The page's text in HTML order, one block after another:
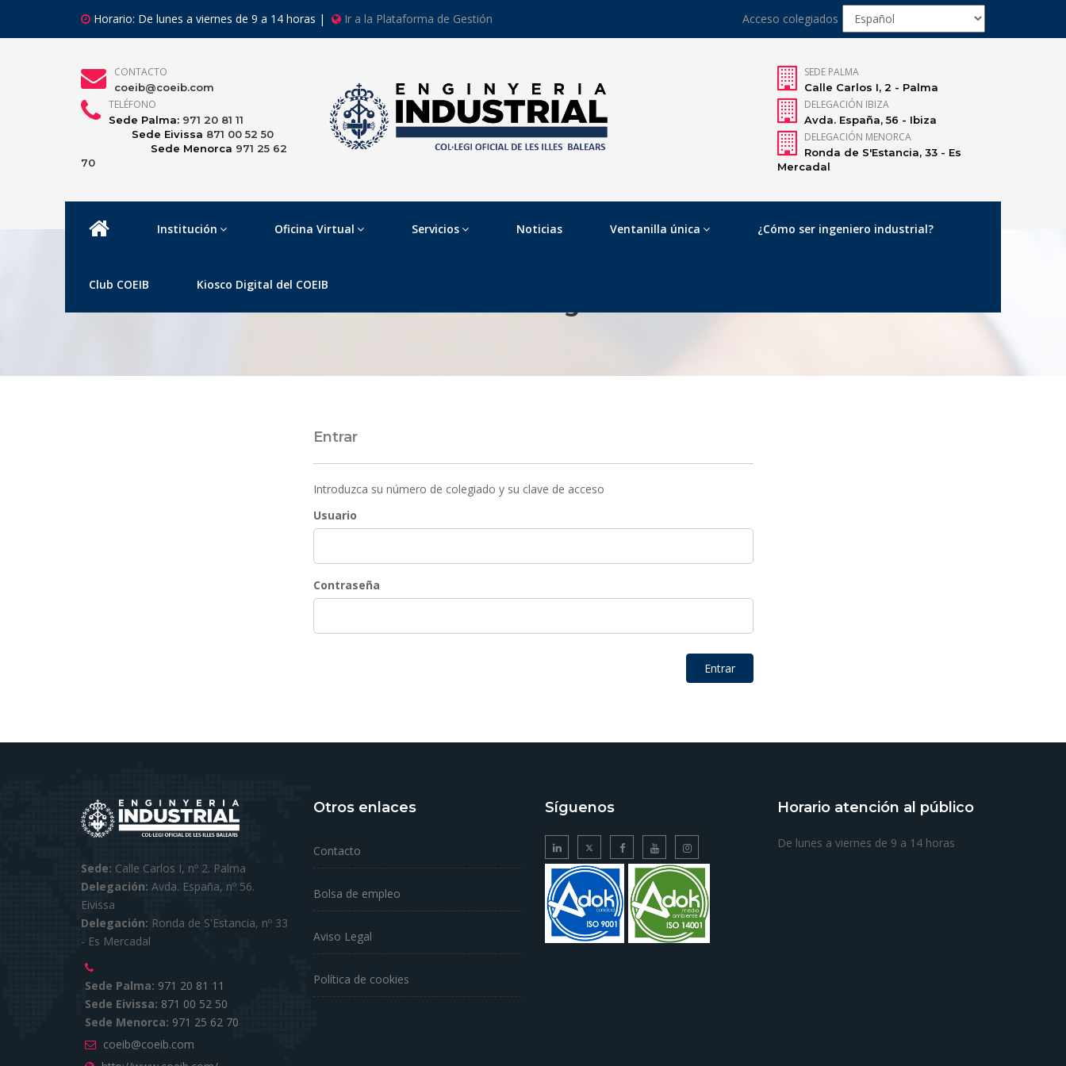
Horario: De lunes a viernes de 9 a 14 horas | Ir a la Plataforma de Gestión Acceso colegiados
CONTACTO
coeib@coeib.com
TELÉFONO
Sede Palma: 971 20 81 11
Sede Eivissa 871 00 52 50
Sede Menorca 971 25 62
70
SEDE PALMA
Calle Carlos I, 2 - Palma
DELEGACIÓN IBIZA
Avda. España, 56 - Ibiza
DELEGACIÓN MENORCA
Ronda de S'Estancia, 33 - Es
Mercadal
Institución Oficina Virtual Servicios Noticias Ventanilla única ¿Cómo ser ingeniero industrial?
Club COEIB Kiosco Digital del COEIB
Entrar
Introduzca su número de colegiado y su clave de acceso
Usuario
Contraseña
Sede: Calle Carlos I, nº 2. Palma
Delegación: Avda. España, nº 56.
Eivissa
Delegación: Ronda de S'Estancia, nº 33
- Es Mercadal
Sede Palma: 971 20 81 11
Sede Eivissa: 871 00 52 50
Sede Menorca: 971 25 62 70
coeib@coeib.com
Otros enlaces
Contacto
Bolsa de empleo
Aviso Legal
Política de cookies
Síguenos Horario atención al público
De lunes a viernes de 9 a 14 horas